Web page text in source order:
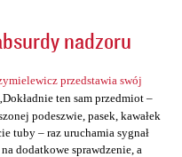
nadzoru
przedstawia swój
ten sam przedmiot –
podeszwie, pasek, kawałek
tuby – raz uruchamia sygnał
dodatkowe sprawdzenie, a